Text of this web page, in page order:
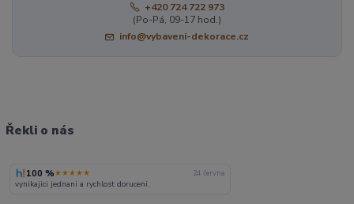
+420 724 722 973
(Po-Pá, 09-17 hod.)
info@vybaveni-dekorace.cz
Řekli o nás
100 %★★★★★ 24. června
vynikajici jednani a rychlost doruceni.